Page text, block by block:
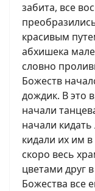
забита, все
красивым
абхишека
словно
Божеств
дождик. В это
начали
начали
кидали их им
скоро весь
цветами друг
Божества все